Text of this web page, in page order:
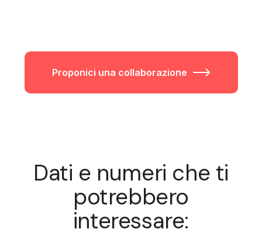
Proponici una collaborazione
Dati e numeri che ti
potrebbero
interessare: